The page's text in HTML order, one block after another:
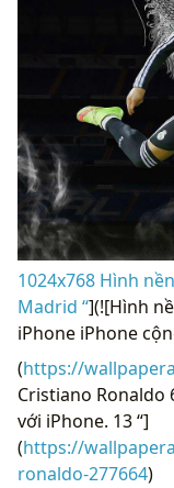
1024x768 Hình
Madrid “](![Hình
iPhone iPhone
(https://
Cristiano Ronaldo
với iPhone. 13 “]
(https://
ronaldo-277664)